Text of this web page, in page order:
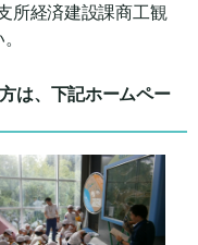
所経済建設課商工観
は、下記ホームペー